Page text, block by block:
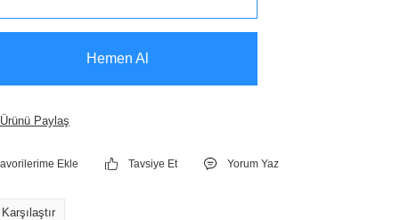
Hemen Al
Ürünü Paylaş
Tavsiye Et Yorum Yaz
Karşılaştır